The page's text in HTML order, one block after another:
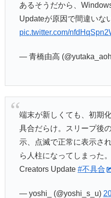
あるそうだから、
Updateが原因で間違いな
pic.twitter.com/
— 青橋由高
端末が新しくても、初期
具合だらけ。スリープ後
示、点滅で正常に表示さ
ら人柱になってしまった。
Creators Update #不具合
— yoshi_ (@yoshi_s_u)